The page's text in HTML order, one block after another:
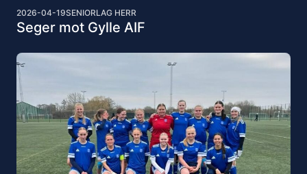
2026-04-19SENIORLAG HERR
Seger mot Gylle AIF